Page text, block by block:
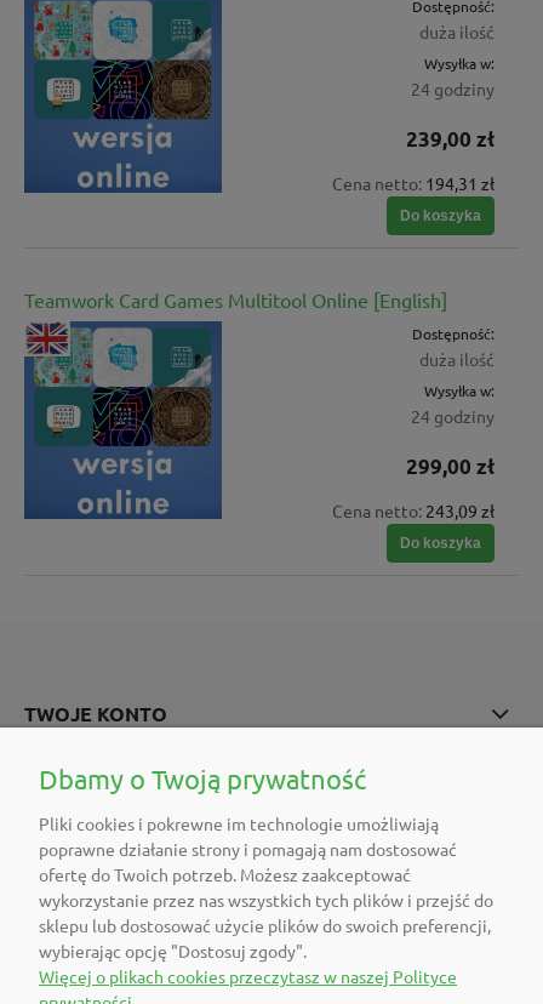
Dostępność:
duża ilość
Wysyłka w:
24 godziny
239,00 zł
Cena netto: 194,31 zł
Do koszyka
Teamwork Card Games Multitool Online [English]
Dostępność:
duża ilość
Wysyłka w:
24 godziny
299,00 zł
Cena netto: 243,09 zł
Do koszyka
TWOJE KONTO
POMOC
O FIRMIE
POLECAMY
DOŁĄCZ DO NAS
Dbamy o Twoją prywatność
Pliki cookies i pokrewne im technologie umożliwiają
poprawne działanie strony i pomagają nam dostosować
ofertę do Twoich potrzeb. Możesz zaakceptować
wykorzystanie przez nas wszystkich tych plików i przejść do
sklepu lub dostosować użycie plików do swoich preferencji,
wybierając opcję "Dostosuj zgody".
Więcej o plikach cookies przeczytasz w naszej Polityce